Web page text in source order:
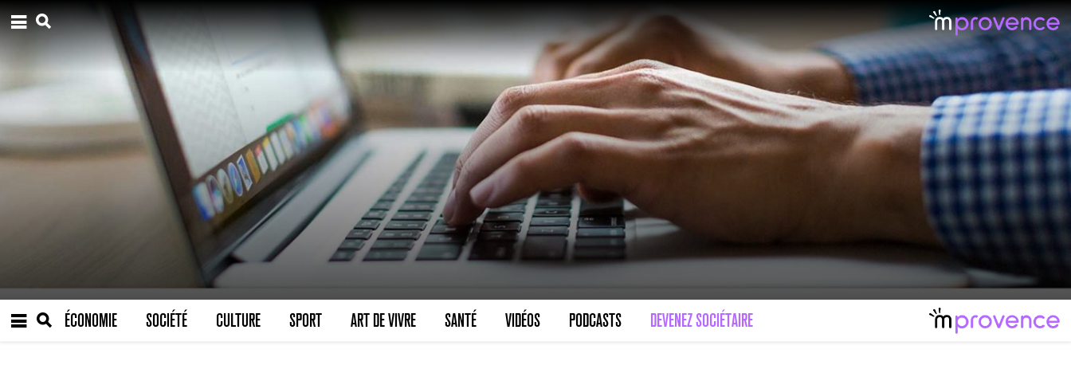
ÉCONOMIE SOCIÉTÉ CULTURE SPORT ART DE VIVRE SANTÉ VIDÉOS PODCASTS DEVENEZ SOCIÉTAIRE
VARICES PELVIENNES : UN REDOUTABLE MAL FÉMININ ENFIN SOIGNÉ !
30 mai 2023 7
SCANNER, IRM, RADIO, ÉCHO : DES IMAGES POUR TOUTES LES MALADIES
18 juil 2022 minutes